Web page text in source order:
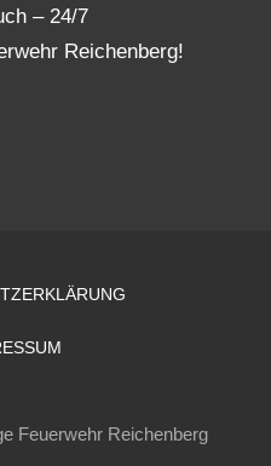
– 24/7
Reichenberg!
Feuerwehr Reichenberg